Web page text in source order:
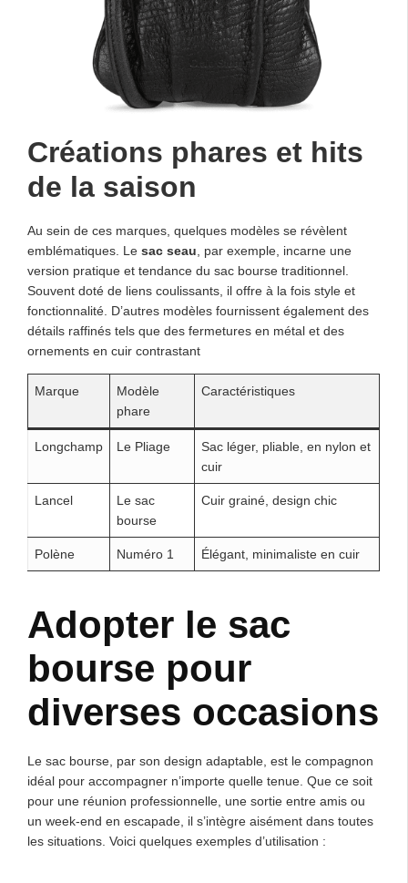
Créations phares et hits
de la saison
Au sein de ces marques, quelques modèles se révèlent
emblématiques. Le sac seau, par exemple, incarne une
version pratique et tendance du sac bourse traditionnel.
Souvent doté de liens coulissants, il offre à la fois style et
fonctionnalité. D’autres modèles fournissent également des
détails raffinés tels que des fermetures en métal et des
ornements en cuir contrastant
Marque
Modèle
phare
Caractéristiques
Longchamp Le Pliage
Sac léger, pliable, en nylon et
cuir
Lancel
Le sac
bourse
Cuir grainé, design chic
Polène Numéro 1 Élégant, minimaliste en cuir
Adopter le sac
bourse pour
diverses occasions
Le sac bourse, par son design adaptable, est le compagnon
idéal pour accompagner n’importe quelle tenue. Que ce soit
pour une réunion professionnelle, une sortie entre amis ou
un week-end en escapade, il s’intègre aisément dans toutes
les situations. Voici quelques exemples d’utilisation :